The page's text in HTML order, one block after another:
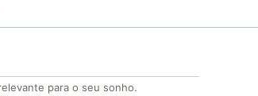
para o seu sonho.